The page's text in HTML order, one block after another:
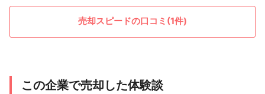
売却スピードの口コミ(1件)
この企業で売却した体験談